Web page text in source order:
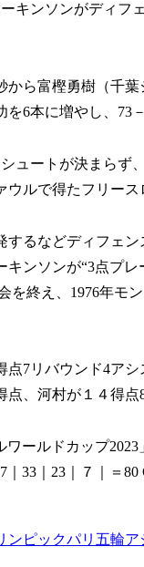
キンソンがディフ
から富樫勇樹（千
6本に増やし、73
ュートが決まらず
ルで得たフリー
するなどディフェ
キンソンが“3点プ
を終え、1976年モ
点7リバウンド4ア
、河村が１４得点
ールドカップ
33｜23｜７｜＝80
ンピックパリ五輪ア